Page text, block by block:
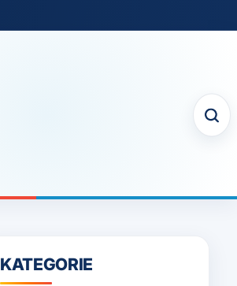
KATEGORIE